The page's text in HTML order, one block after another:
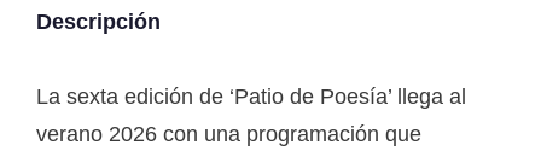
Descripción
La sexta edición de ‘Patio de Poesía’ llega al
verano 2026 con una programación que